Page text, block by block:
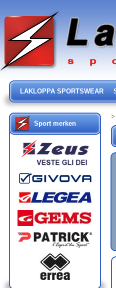
LAKLOPPA SPORTSWEAR
Sport merken
>